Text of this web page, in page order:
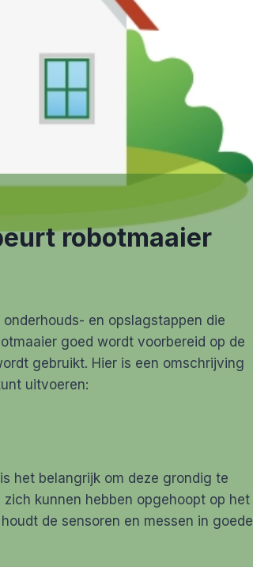
robotmaaier
en opslagstappen die
goed wordt voorbereid op de
gebruikt. Hier is een omschrijving
uitvoeren:
het belangrijk om deze grondig te
kunnen hebben opgehoopt op het
de sensoren en messen in goede